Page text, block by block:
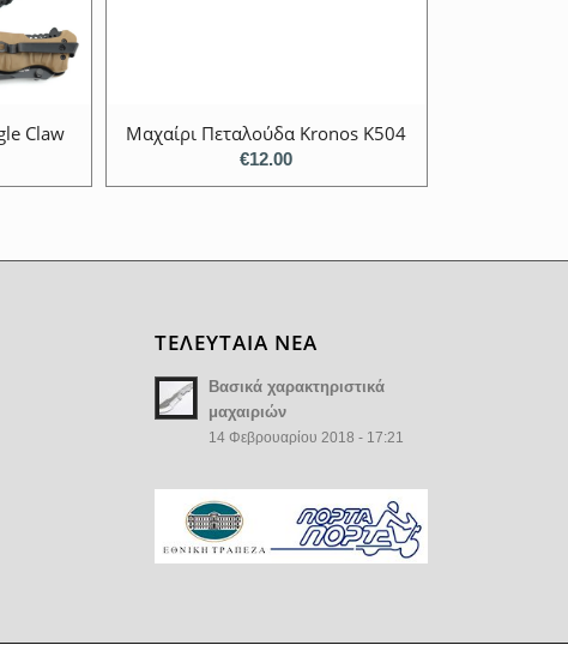
Claw Μαχαίρι Πεταλούδα Kronos K504
€12.00
ΤΕΛΕΥΤΑΙΑ ΝΕΑ
Βασικά χαρακτηριστικά
μαχαιριών
14 Φεβρουαρίου 2018 - 17:21